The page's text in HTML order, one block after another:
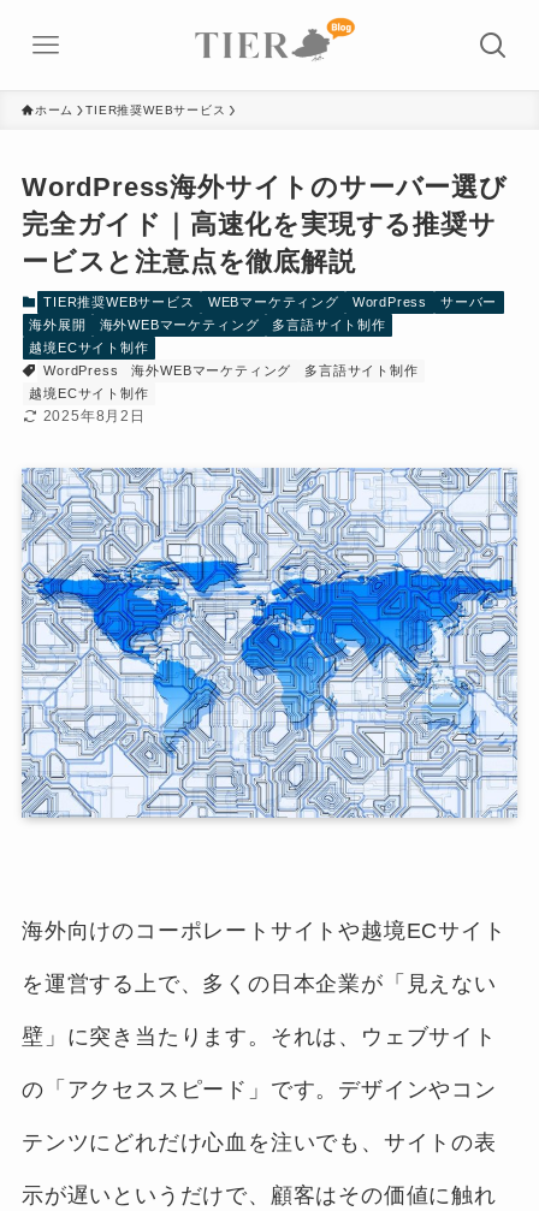
ホーム TIER推奨WEBサービス
WordPress海外サイトのサーバー選び
完全ガイド｜高速化を実現する推奨サ
ービスと注意点を徹底解説
TIER推奨WEBサービス WEBマーケティング WordPress
サーバー
海外展開
海外WEBマーケティング
多言語サイト制作
越境ECサイト制作
WordPress
海外WEBマーケティング
多言語サイト制作
越境ECサイト制作
2025年8月2日
海外向けのコーポレートサイトや越境ECサイト
を運営する上で、多くの日本企業が「見えない
壁」に突き当たります。それは、ウェブサイト
の「アクセススピード」です。デザインやコン
テンツにどれだけ心血を注いでも、サイトの表
示が遅いというだけで、顧客はその価値に触れ